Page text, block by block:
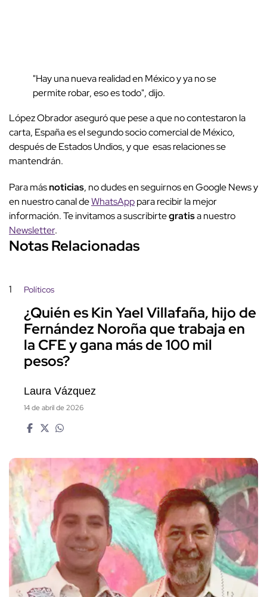
"Hay una nueva realidad en México y ya no se
permite robar, eso es todo", dijo.
López Obrador aseguró que pese a que no contestaron la
carta, España es el segundo socio comercial de México,
después de Estados Undios, y que esas relaciones se
mantendrán.
Para másnoticias, no dudes en seguirnos en Google News y
en nuestro canal deWhatsApppara recibir la mejor
información. Te invitamos a suscribirtegratisa nuestro
Newsletter.
Notas Relacionadas
1 Políticos
¿Quién es Kin Yael Villafaña, hijo de
Fernández Noroña que trabaja en
la CFE y gana más de 100 mil
pesos?
Laura Vázquez
14 de abril de 2026